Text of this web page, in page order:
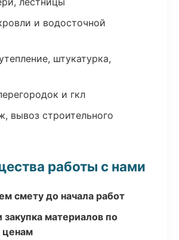
и водосточной
штукатурка,
и гкл
вывоз строительного
работы с нами
смету до начала работ
материалов по